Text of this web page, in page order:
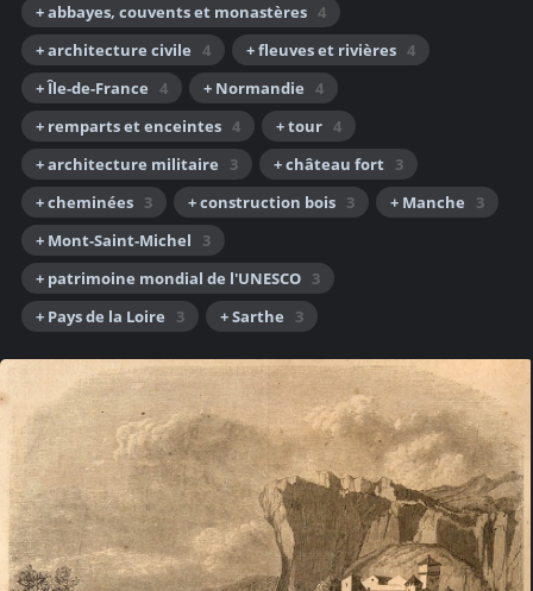
+ abbayes, couvents et monastères 4
+ architecture civile 4 + fleuves et rivières 4
+ Île-de-France 4 + Normandie 4
+ remparts et enceintes 4 + tour 4
+ architecture militaire
3 + château fort 3
+ cheminées 3 + construction bois 3 + Manche
3
+ Mont-Saint-Michel
3
+ patrimoine mondial de l'UNESCO 3
+ Pays de la Loire
3 + Sarthe 3